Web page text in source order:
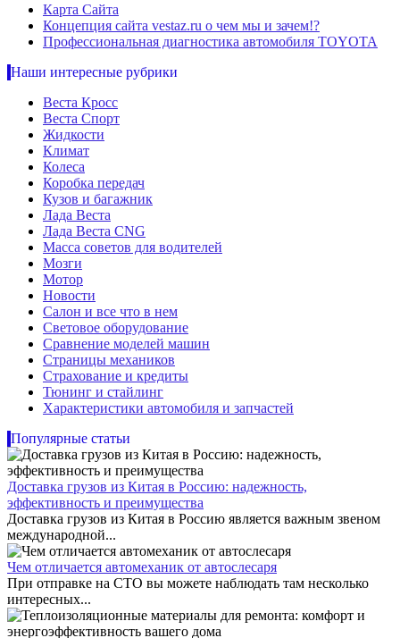
Карта Сайта
Концепция сайта vestaz.ru о чем мы и зачем!?
Профессиональная диагностика автомобиля TOYOTA
Наши интересные рубрики
Веста Кросс
Веста Спорт
Жидкости
Климат
Колеса
Коробка передач
Кузов и багажник
Лада Веста
Лада Веста CNG
Масса советов для водителей
Мозги
Мотор
Новости
Салон и все что в нем
Световое оборудование
Сравнение моделей машин
Страницы механиков
Страхование и кредиты
Тюнинг и стайлинг
Характеристики автомобиля и запчастей
Популярные статьи
Доставка грузов из Китая в Россию: надежность,
эффективность и преимущества
Доставка грузов из Китая в Россию является важным звеном
международной...
Чем отличается автомеханик от автослесаря
При отправке на СТО вы можете наблюдать там несколько
интересных...